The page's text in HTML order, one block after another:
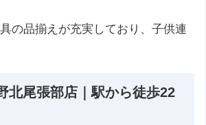
の品揃えが充実しており、子供連
北尾張部店｜駅から徒歩22